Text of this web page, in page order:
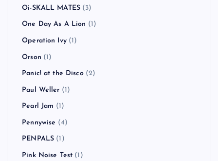
Oi-SKALL MATES (3)
One Day As A Lion (1)
Operation Ivy(1)
Orson (1)
Panic! at the Disco(2)
Paul Weller (1)
Pearl Jam (1)
Pennywise (4)
PENPALS (1)
Pink Noise Test (1)